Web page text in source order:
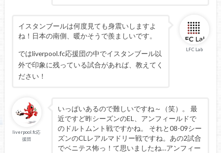
LFC Lab
イスタンブールは何度見ても身震いしますよ
ね！日本の南側、暖かそうで羨ましいです。
ではliverpool.fc応援団の中でイスタンブール以
外で印象に残っている試合があれば、教えてく
ださい！
liverpool.fc応
援団
いっぱいあるので難しいですね～（笑）。 最
近ですど昨シーズンのEL、アンフィールドで
のドルトムント戦ですかね。 それと08-09シー
ズンのCLレアルマドリー戦ですね。あの2試合
でベニテス怖っ！て思いましたね…アンフィー